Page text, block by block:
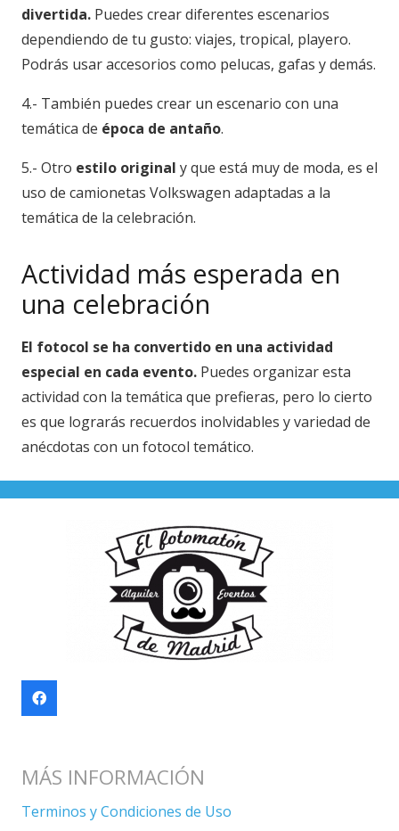
divertida. Puedes crear diferentes escenarios
dependiendo de tu gusto: viajes, tropical, playero.
Podrás usar accesorios como pelucas, gafas y demás.
4.- También puedes crear un escenario con una
temática de época de antaño.
5.- Otro estilo original y que está muy de moda, es el
uso de camionetas Volkswagen adaptadas a la
temática de la celebración.
Actividad más esperada en
una celebración
El fotocol se ha convertido en una actividad
especial en cada evento. Puedes organizar esta
actividad con la temática que prefieras, pero lo cierto
es que lograrás recuerdos inolvidables y variedad de
anécdotas con un fotocol temático.
MÁS INFORMACIÓN
Terminos y Condiciones de Uso